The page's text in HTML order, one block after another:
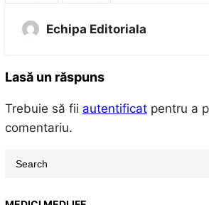
Echipa Editoriala
Lasă un răspuns
Trebuie să fii autentificatpentru a
comentariu.